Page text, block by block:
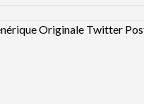
Design preview